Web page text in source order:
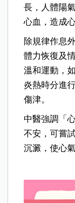
長，人體陽
心血，造成
除規律作息
體力恢復及
溫和運動，
炎熱時分進
傷津。
中醫強調「
不安，可嘗
沉澱，使心